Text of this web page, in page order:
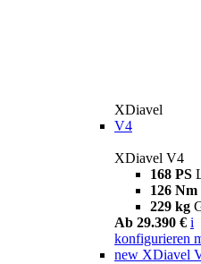
XDiavel
V4
XDiavel V4
168 PS
126 Nm
229 kg
Ab 29.390 € i
konfigurieren
new XDiavel